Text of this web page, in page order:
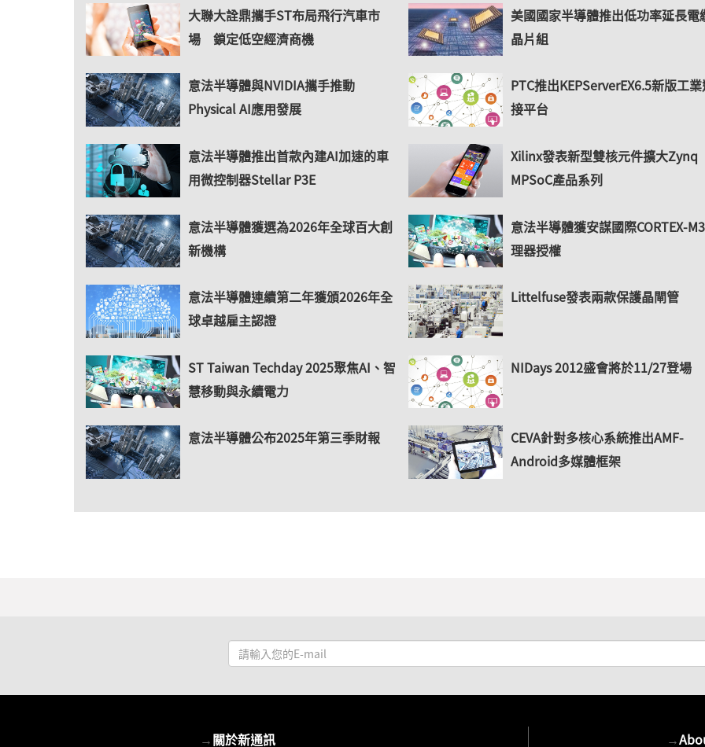
大聯大詮鼎攜手ST布局飛行汽車市
場 鎖定低空經濟商機
意法半導體與NVIDIA攜手推動
Physical AI應用發展
意法半導體推出首款內建AI加速的車
用微控制器Stellar P3E
意法半導體獲選為2026年全球百大創
新機構
意法半導體連續第二年獲頒2026年全
球卓越雇主認證
ST Taiwan Techday 2025聚焦AI、智
慧移動與永續電力
意法半導體公布2025年第三季財報
美國國家半導體推出低功率延長電
晶片組
PTC推出KEPServerEX6.5新版工
接平台
Xilinx發表新型雙核元件擴大Zynq
MPSoC產品系列
意法半導體獲安謀國際CORTEX-
理器授權
Littelfuse發表兩款保護晶閘管
NIDays 2012盛會將於11/27登場
CEVA針對多核心系統推出AMF-
Android多媒體框架
請
輸
E-
→關於新通訊 →